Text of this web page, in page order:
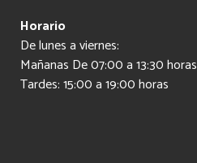
Horario
De lunes a viernes:
Mañanas De 07:00 a 13:30 horas
Tardes: 15:00 a 19:00 horas